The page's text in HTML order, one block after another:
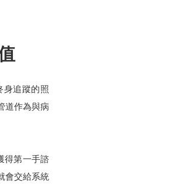
身追蹤的照
道作為與病
得第一手諮
會交給系統